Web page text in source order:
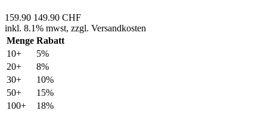
159.90 149.90 CHF
inkl. 8.1% mwst, zzgl. Versandkosten
Menge Rabatt
10+
5%
20+
8%
30+
10%
50+
15%
100+
18%